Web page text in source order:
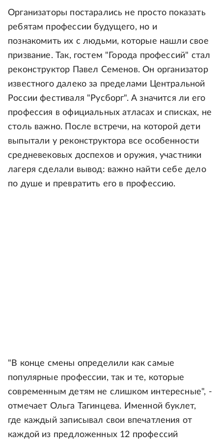
Организаторы постарались не просто показать
ребятам профессии будущего, но и
познакомить их с людьми, которые нашли свое
призвание. Так, гостем "Города профессий" стал
реконструктор Павел Семенов. Он организатор
известного далеко за пределами Центральной
России фестиваля "Русборг". А значится ли его
профессия в официальных атласах и списках, не
столь важно. После встречи, на которой дети
выпытали у реконструктора все особенности
средневековых доспехов и оружия, участники
лагеря сделали вывод: важно найти себе дело
по душе и превратить его в профессию.
"В конце смены определили как самые
популярные профессии, так и те, которые
современным детям не слишком интересные", -
отмечает Ольга Тагинцева. Именной буклет,
где каждый записывал свои впечатления от
каждой из предложенных 12 профессий